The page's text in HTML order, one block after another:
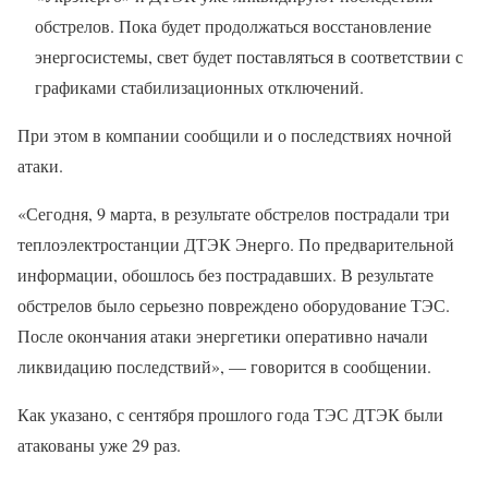
обстрелов. Пока будет продолжаться восстановление
энергосистемы, свет будет поставляться в соответствии с
графиками стабилизационных отключений.
При этом в компании сообщили и о последствиях ночной
атаки.
«Сегодня, 9 марта, в результате обстрелов пострадали три
теплоэлектростанции ДТЭК Энерго. По предварительной
информации, обошлось без пострадавших. В результате
обстрелов было серьезно повреждено оборудование ТЭС.
После окончания атаки энергетики оперативно начали
ликвидацию последствий», — говорится в сообщении.
Как указано, с сентября прошлого года ТЭС ДТЭК были
атакованы уже 29 раз.